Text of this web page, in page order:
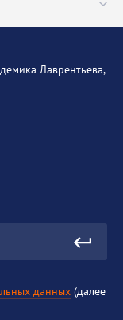
Лаврентьева,
данных (далее